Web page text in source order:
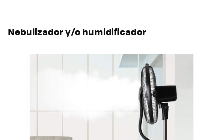
Nebulizador y/o humidificador